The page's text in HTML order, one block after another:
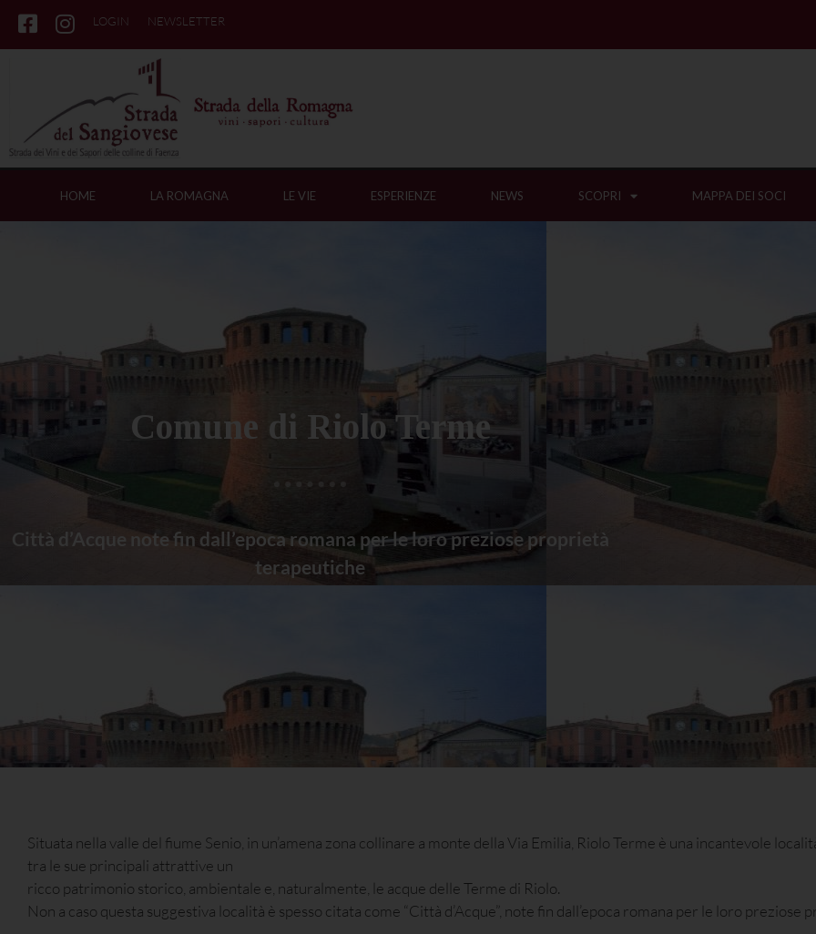
LOGIN NEWSLETTER
HOME LA ROMAGNA LE VIE ESPERIENZE NEWS SCOPRI MAPPA DEI SOCI
Comune di Riolo Terme
Città d’Acque note fin dall’epoca romana per le loro preziose proprietà
terapeutiche
Situata nella valle del fiume Senio, in un’amena zona collinare a monte della Via Emilia, Riolo Terme è una incantevole
tra le sue principali attrattive un
ricco patrimonio storico, ambientale e, naturalmente, le acque delle Terme di Riolo.
Non a caso questa suggestiva località è spesso citata come “Città d’Acque”, note fin dall’epoca romana per le loro